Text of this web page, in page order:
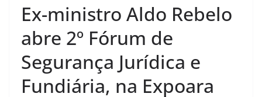
Ex-ministro Aldo Rebelo
abre 2º Fórum de
Segurança Jurídica e
Fundiária, na Expoara